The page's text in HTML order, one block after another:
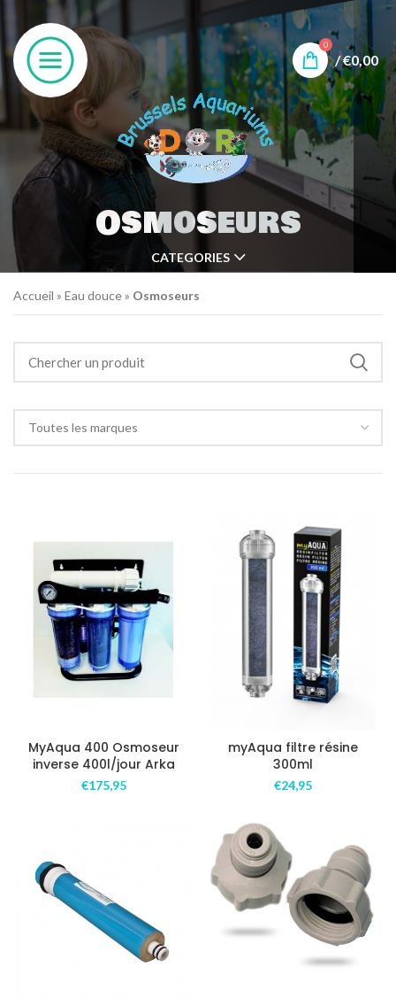
0
/€0,00
Osmoseurs
CATEGORIES
Accueil » Eau douce» Osmoseurs
Toutes les marques
MyAqua 400 Osmoseur
inverse 400l/jour Arka
€175,95
myAqua filtre résine
300ml
€24,95